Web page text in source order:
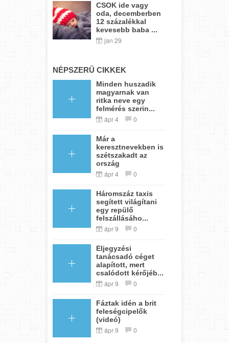
CSOK ide vagy
oda, decemberben
12 százalékkal
kevesebb baba ...
jan 29
NÉPSZERŰ CIKKEK
Minden huszadik
magyarnak van
ritka neve egy
felmérés szerin...
ápr 4 0
Már a
keresztnevekben is
szétszakadt az
ország
ápr 4 0
Háromszáz taxis
segített világítani
egy repülő
felszállásáho...
ápr 9 0
Eljegyzési
tanácsadó céget
alapított, mert
csalódott kérőjéb...
ápr 9 0
Fáztak idén a brit
feleségcipelők
(videó)
ápr 9 0